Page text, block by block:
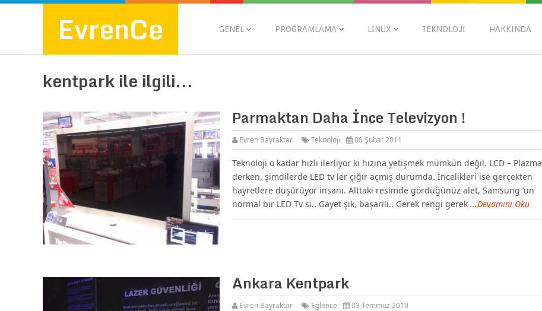
EvrenCe GENEL PROGRAMLAMA LINUX TEKNOLOJI HAKKINDA
kentpark ile ilgili...
Parmaktan Daha İnce Televizyon !
Evren Bayraktar Teknoloji 08 Şubat 2011
Teknoloji o kadar hızlı ilerliyor ki hızına yetişmek mümkün değil. LCD – Plazma
derken, şimdilerde LED tv ler çığır açmış durumda. İncelikleri ise gerçekten
hayretlere düşürüyor insanı. Alttaki resimde gördüğünüz alet, Samsung ‘un
normal bir LED Tv si.. Gayet şık, başarılı.. Gerek rengi gerek ...Devamını Oku
Ankara Kentpark
Evren Bayraktar Eğlence 03 Temmuz 2010